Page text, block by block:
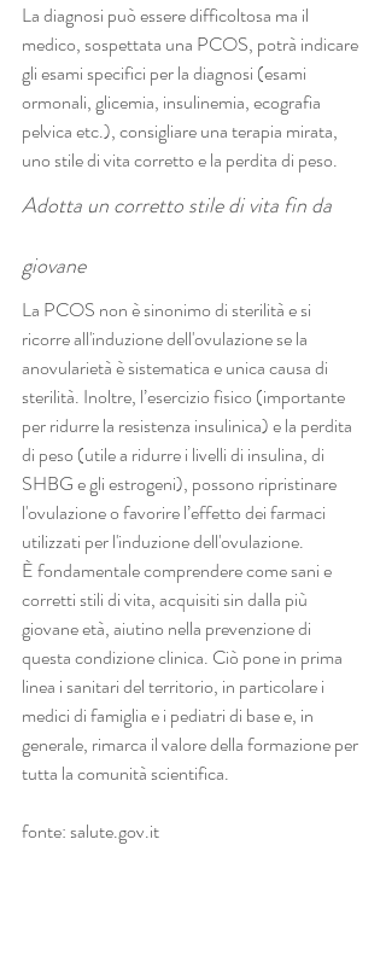
La diagnosi può essere difficoltosa ma il
medico, sospettata una PCOS, potrà indicare
gli esami specifici per la diagnosi (esami
ormonali, glicemia, insulinemia, ecografia
pelvica etc.), consigliare una terapia mirata,
uno stile di vita corretto e la perdita di peso.
Adotta un corretto stile di vita fin da
giovane
La PCOS non è sinonimo di sterilità e si
ricorre all'induzione dell'ovulazione se la
anovularietà è sistematica e unica causa di
sterilità. Inoltre, l’esercizio fisico (importante
per ridurre la resistenza insulinica) e la perdita
di peso (utile a ridurre i livelli di insulina, di
SHBG e gli estrogeni), possono ripristinare
l'ovulazione o favorire l’effetto dei farmaci
utilizzati per l'induzione dell'ovulazione.
È fondamentale comprendere come sani e
corretti stili di vita, acquisiti sin dalla più
giovane età, aiutino nella prevenzione di
questa condizione clinica. Ciò pone in prima
linea i sanitari del territorio, in particolare i
medici di famiglia e i pediatri di base e, in
generale, rimarca il valore della formazione per
tutta la comunità scientifica.
fonte: salute.gov.it